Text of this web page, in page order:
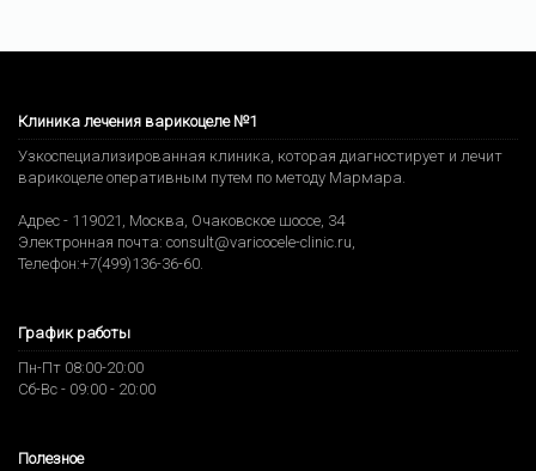
Клиника лечения варикоцеле №1
Узкоспециализированная клиника, которая диагностирует и лечит
варикоцеле оперативным путем по методу Мармара.
Адрес - 119021 Москва Очаковское шоссе, 34
Электронная почта: consult@varicocele-clinic.ru
Телефон:+7(499)136-36-60
График работы
Пн-Пт 08:00-20:00
Сб-Вс - 09:00 - 20:00
Полезное